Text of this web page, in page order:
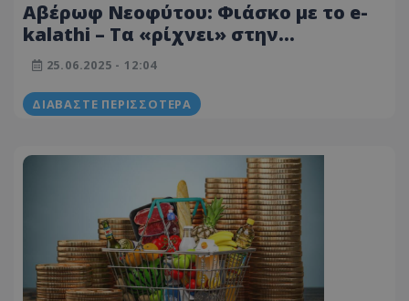
Αβέρωφ Νεοφύτου: Φιάσκο με το e-
kalathi – Τα «ρίχνει» στην
Κυβέρνηση για εμμονή με τις
εφήμερες εντυπώσεις
25.06.2025 - 12:04
ΔΙΑΒΆΣΤΕ ΠΕΡΙΣΣΌΤΕΡΑ